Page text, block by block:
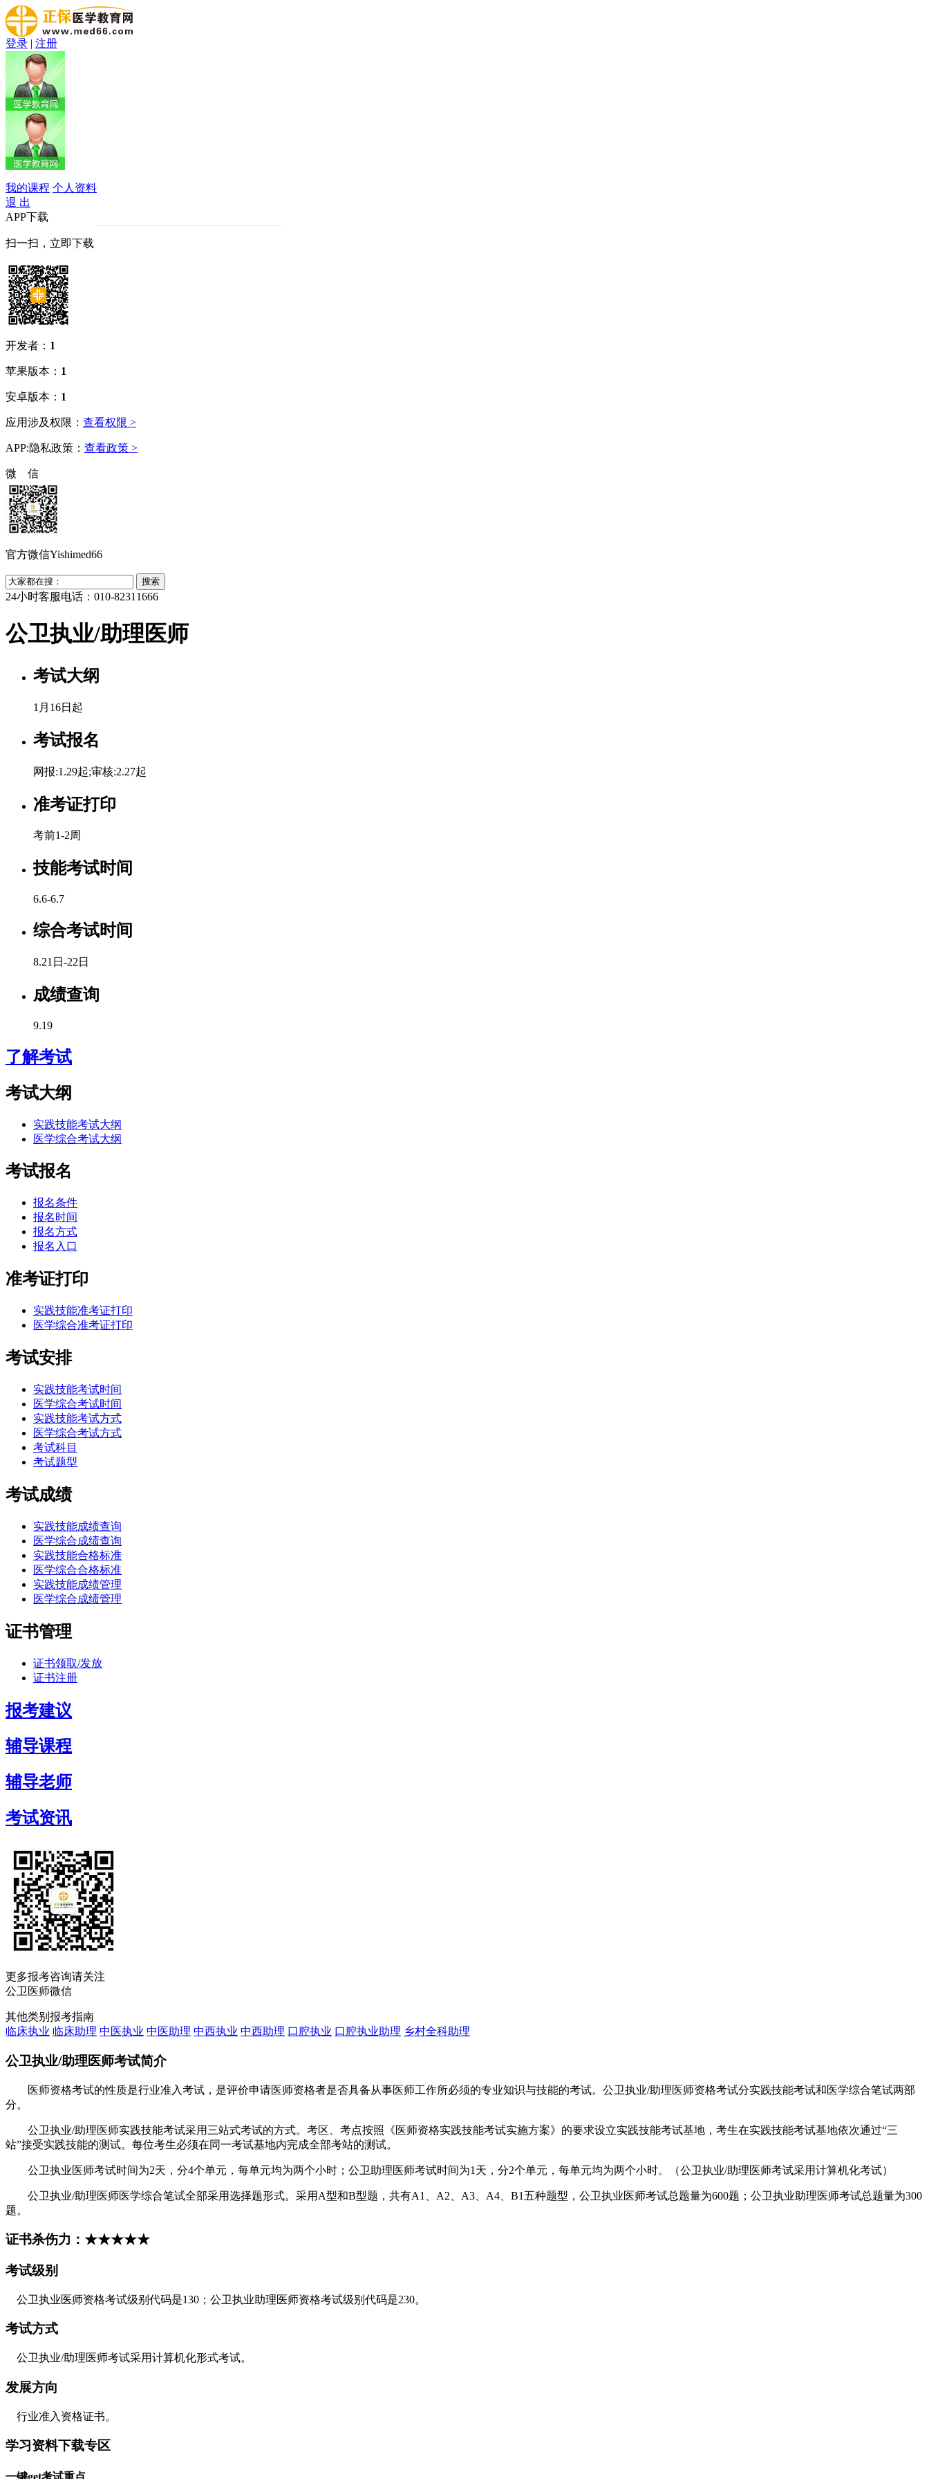
登录 | 注册
我的课程 个人资料
退 出
APP下载
扫一扫，立即下载
开发者： 1
苹果版本： 1
安卓版本： 1
应用涉及权限： 查看权限 >
APP:隐私政策： 查看政策 >
微 信
官方微信Yishimed66
24小时客服电话：010-82311666
公卫执业/助理医师
考试大纲
1月16日起
考试报名
网报:1.29起;审核:2.27起
准考证打印
考前1-2周
技能考试时间
6.6-6.7
综合考试时间
8.21日-22日
成绩查询
9.19
了解考试
考试大纲
实践技能考试大纲
医学综合考试大纲
考试报名
报名条件
报名时间
报名方式
报名入口
准考证打印
实践技能准考证打印
医学综合准考证打印
考试安排
实践技能考试时间
医学综合考试时间
实践技能考试方式
医学综合考试方式
考试科目
考试题型
考试成绩
实践技能成绩查询
医学综合成绩查询
实践技能合格标准
医学综合合格标准
实践技能成绩管理
医学综合成绩管理
证书管理
证书领取/发放
证书注册
报考建议
辅导课程
辅导老师
考试资讯
更多报考咨询请关注
公卫医师微信
其他类别报考指南
临床执业 临床助理 中医执业 中医助理 中西执业 中西助理 口腔执业 口腔执业助理 乡村全科助理
公卫执业/助理医师考试简介
医师资格考试的性质是行业准入考试，是评价申请医师资格者是否具备从事医师工作所必须的专业知识与技能的考试。公卫执业/助理医师资格考试分实践技能考试和医学综合笔试两部
分。
公卫执业/助理医师实践技能考试采用三站式考试的方式。考区、考点按照《医师资格实践技能考试实施方案》的要求设立实践技能考试基地，考生在实践技能考试基地依次通过“三
站”接受实践技能的测试。每位考生必须在同一考试基地内完成全部考站的测试。
公卫执业医师考试时间为2天，分4个单元，每单元均为两个小时；公卫助理医师考试时间为1天，分2个单元，每单元均为两个小时。（公卫执业/助理医师考试采用计算机化考试）
公卫执业/助理医师医学综合笔试全部采用选择题形式。采用A型和B型题，共有A1、A2、A3、A4、B1五种题型，公卫执业医师考试总题量为600题；公卫执业助理医师考试总题量为300
题。
证书杀伤力：★★★★★
考试级别
公卫执业医师资格考试级别代码是130；公卫执业助理医师资格考试级别代码是230。
考试方式
公卫执业/助理医师考试采用计算机化形式考试。
发展方向
行业准入资格证书。
学习资料下载专区
一键get考试重点